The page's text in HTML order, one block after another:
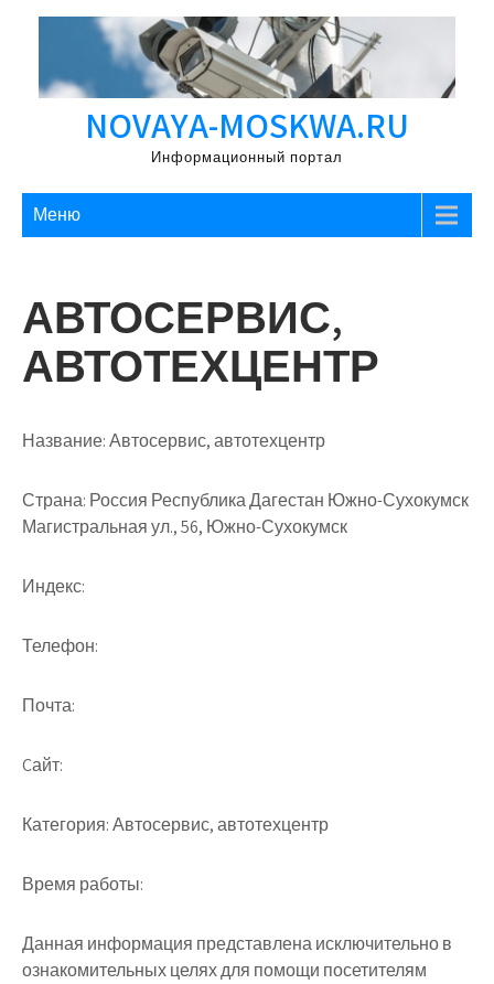
Перейти
содержимому
NOVAYA-MOSKWA.RU
Информационный портал
Меню
АВТОСЕРВИС,
АВТОТЕХЦЕНТР
Название:Автосервис, автотехцентр
Страна: Россия Республика Дагестан Южно-Сухокумск
Магистральная ул., 56, Южно-Сухокумск
Индекс:
Телефон:
Почта:
Cайт:
Категория:Автосервис, автотехцентр
Время работы:
Данная информация представлена исключительно в
ознакомительных целях для помощи посетителям